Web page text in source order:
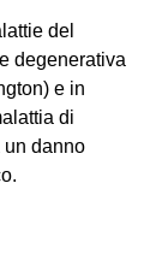
del
degenerativa
e in
di
un danno